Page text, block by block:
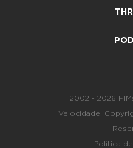
2002 - 2026
Velocidade.
Política